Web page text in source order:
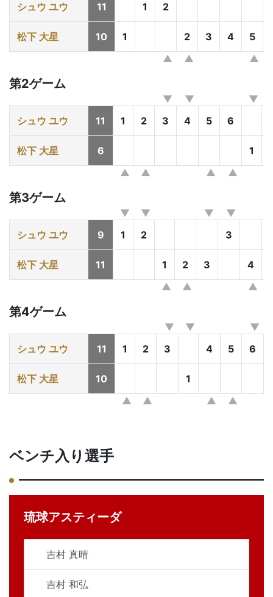
シュウ ユウ 11 1 2
松下 大星 10 1 2 3 4 5
第2ゲーム
シュウ ユウ 11 1 2 3 4 5 6
松下 大星 6 1
第3ゲーム
シュウ ユウ 9 1 2 3
松下 大星 11 1 2 3 4
第4ゲーム
シュウ ユウ 11 1 2 3 4 5 6
松下 大星 10 1
ベンチ入り選手
琉球アスティーダ
吉村 真晴
吉村 和弘